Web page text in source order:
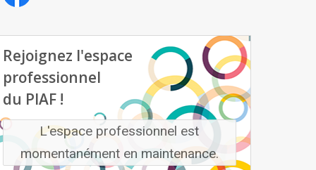
Rejoignez l'espace
professionnel
du PIAF !
L'espace professionnel est
momentanément en maintenance.